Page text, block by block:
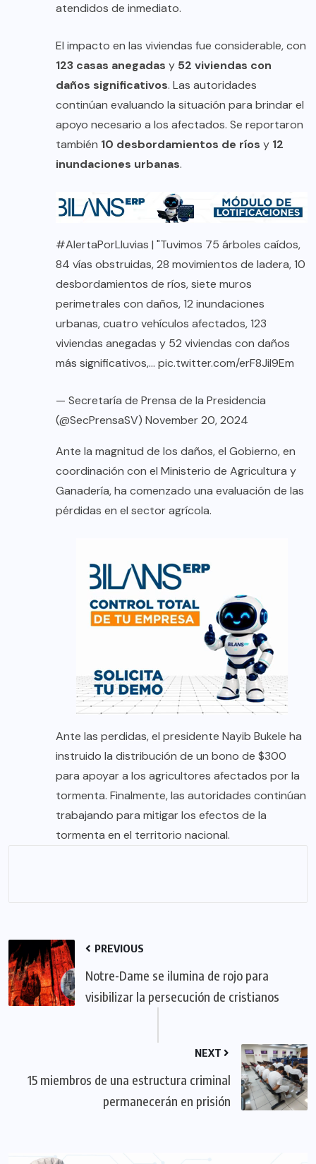
atendidos de inmediato.
El impacto en las viviendas fue considerable, con
123 casas anegadas y 52 viviendas con
daños significativos. Las autoridades
continúan evaluando la situación para brindar el
apoyo necesario a los afectados. Se reportaron
también 10 desbordamientos de ríos y 12
inundaciones urbanas.
#AlertaPorLluvias | "Tuvimos 75 árboles caídos,
84 vías obstruidas, 28 movimientos de ladera, 10
desbordamientos de ríos, siete muros
perimetrales con daños, 12 inundaciones
urbanas, cuatro vehículos afectados, 123
viviendas anegadas y 52 viviendas con daños
más significativos,… pic.twitter.com/erF8JiI9Em
— Secretaría de Prensa de la Presidencia
(@SecPrensaSV) November 20, 2024
Ante la magnitud de los daños, el Gobierno, en
coordinación con el Ministerio de Agricultura y
Ganadería, ha comenzado una evaluación de las
pérdidas en el sector agrícola.
Ante las perdidas, el presidente Nayib Bukele ha
instruido la distribución de un bono de $300
para apoyar a los agricultores afectados por la
tormenta. Finalmente, las autoridades continúan
trabajando para mitigar los efectos de la
tormenta en el territorio nacional.
PREVIOUS
Notre-Dame se ilumina de rojo para
visibilizar la persecución de cristianos
NEXT
15 miembros de una estructura criminal
permanecerán en prisión